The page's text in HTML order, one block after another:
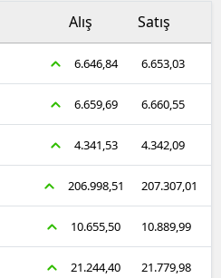
Alış Satış
6.646,84 6.653,03
6.659,69 6.660,55
4.341,53 4.342,09
206.998,51 207.307,01
10.655,50 10.889,99
21.244,40 21.779,98